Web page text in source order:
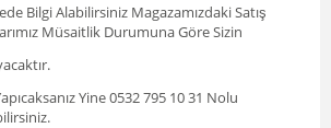
Bilgi Alabilirsiniz Magazamızdaki Satış
Müsaitlik Durumuna Göre Sizin
Yine 0532 795 10 31 Nolu